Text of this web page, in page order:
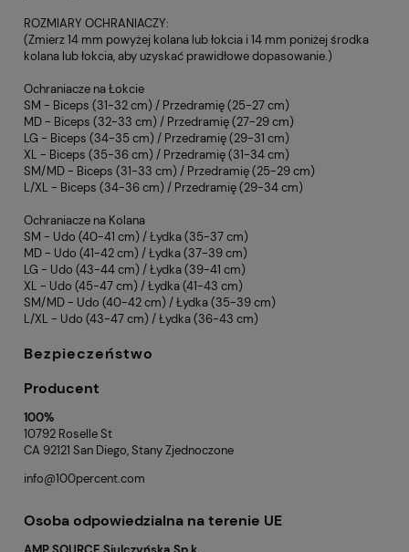
ROZMIARY OCHRANIACZY:
(Zmierz 14 mm powyżej kolana lub łokcia i 14 mm poniżej środka
kolana lub łokcia, aby uzyskać prawidłowe dopasowanie.)
Ochraniacze na Łokcie
SM - Biceps (31-32 cm) / Przedramię (25-27 cm)
MD - Biceps (32-33 cm) / Przedramię (27-29 cm)
LG - Biceps (34-35 cm) / Przedramię (29-31 cm)
XL - Biceps (35-36 cm) / Przedramię (31-34 cm)
SM/MD - Biceps (31-33 cm) / Przedramię (25-29 cm)
L/XL - Biceps (34-36 cm) / Przedramię (29-34 cm)
Ochraniacze na Kolana
SM - Udo (40-41 cm) / Łydka (35-37 cm)
MD - Udo (41-42 cm) / Łydka (37-39 cm)
LG - Udo (43-44 cm) / Łydka (39-41 cm)
XL - Udo (45-47 cm) / Łydka (41-43 cm)
SM/MD - Udo (40-42 cm) / Łydka (35-39 cm)
L/XL - Udo (43-47 cm) / Łydka (36-43 cm)
Bezpieczeństwo
Producent
100%
10792 Roselle St
CA 92121 San Diego, Stany Zjednoczone
info@100percent.com
Osoba odpowiedzialna na terenie UE